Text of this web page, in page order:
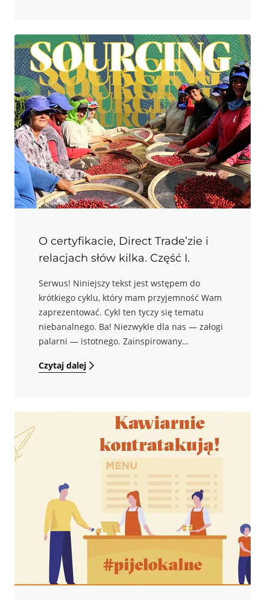
do pieca zastępujemy surowcem zakupionym
w handlu bezpośrednim. Jednak od początku,
jak do tego doszło?
O certyfikacie, Direct Trade’zie i
relacjach słów kilka. Część I.
Serwus! Niniejszy tekst jest wstępem do
krótkiego cyklu, który mam przyjemność Wam
zaprezentować. Cykl ten tyczy się tematu
niebanalnego. Ba! Niezwykle dla nas — załogi
palarni — istotnego. Zainspirowany
będzie kolejny artykuł, postanowiłem pochylić
budowaniu relacji.
Czytaj dalej